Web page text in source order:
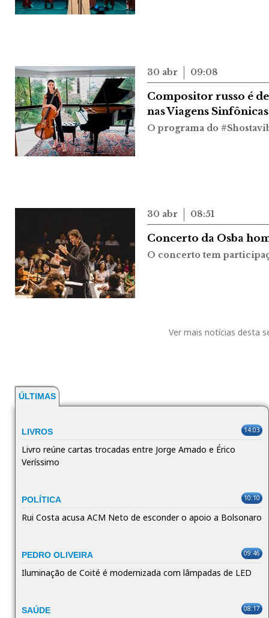
30 abr 09:08
Compositor russo é
nas Viagens
O programa do
30 abr 08:51
Concerto da Osba
O concerto tem
Ver mais notícias desta
ÚLTIMAS
LIVROS 14:03
Livro reúne cartas trocadas entre Jorge Amado e Érico
Veríssimo
POLÍTICA 10:10
Rui Costa acusa ACM Neto de esconder o apoio a Bolsonaro
PEDRO OLIVEIRA 09:46
Iluminação de Coité é modernizada com lâmpadas de LED
SAÚDE 08:17